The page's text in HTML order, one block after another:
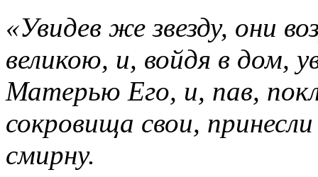
«Увидев же звезду, они
великою, и, войдя в дом,
Матерью Его, и, пав,
сокровища свои,
смирну.